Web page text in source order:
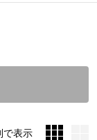
で表示